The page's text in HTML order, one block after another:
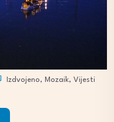
Izdvojeno, Mozaik, Vijesti